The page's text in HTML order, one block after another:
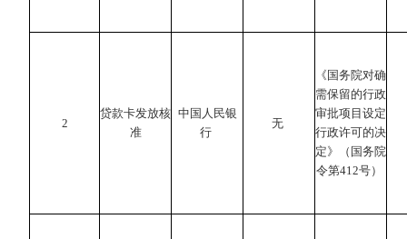
2
贷款卡发放核
准
中国人民银
行
无
《国务院对确
需保留的行政
审批项目设定
行政许可的决
定》（国务院
令第412号）